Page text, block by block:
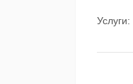
Услуги: